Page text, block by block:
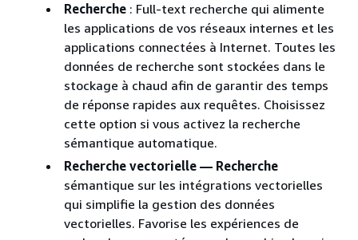
Recherche : Full-text recherche qui alimente
les applications de vos réseaux internes et les
applications connectées à Internet. Toutes les
données de recherche sont stockées dans le
stockage à chaud afin de garantir des temps
de réponse rapides aux requêtes. Choisissez
cette option si vous activez la recherche
sémantique automatique.
Recherche vectorielle — Recherche
sémantique sur les intégrations vectorielles
qui simplifie la gestion des données
vectorielles. Favorise les expériences de